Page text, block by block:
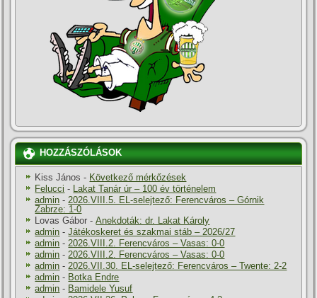
HOZZÁSZÓLÁSOK
Kiss János - Következő mérkőzések
Felucci - Lakat Tanár úr – 100 év történelem
admin -2026.VIII.5. EL-selejtező: Ferencváros – Górnik
Zabrze: 1-0
Lovas Gábor -Anekdoták: dr. Lakat Károly
admin -Játékoskeret és szakmai stáb – 2026/27
admin -2026.VIII.2. Ferencváros – Vasas: 0-0
admin -2026.VIII.2. Ferencváros – Vasas: 0-0
admin -2026.VII.30. EL-selejtező: Ferencváros – Twente: 2-2
admin - Botka Endre
admin - Bamidele Yusuf